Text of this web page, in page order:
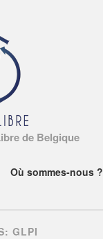
de Belgique
Où sommes-nous ?
GLPI